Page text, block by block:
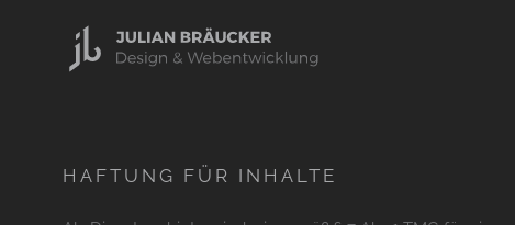
HAFTUNG FÜR INHALTE